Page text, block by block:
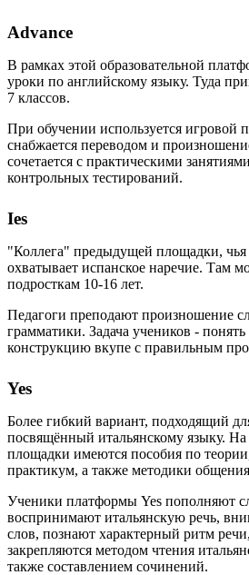
Advance
В рамках этой образовательной
уроки по английскому языку. Туда
7 классов.
При обучении используется игровой
снабжается переводом и
сочетается с практическими
контрольных тестирований.
Ies
"Коллега" предыдущей площадки, чья
охватывает испанское наречие. Там
подросткам 10-16 лет.
Педагоги преподают произношение
грамматики. Задача учеников -
конструкцию вкупе с правильным
Yes
Более гибкий вариант, подходящий
посвящённый итальянскому языку.
площадки имеются пособия по
практикум, а также методики
Ученики платформы Yes пополняют
воспринимают итальянскую речь,
слов, познают характерный ритм
закрепляются методом чтения
также составлением сочинений.